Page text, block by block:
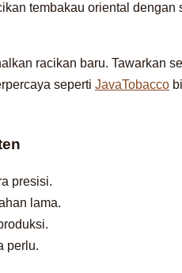
tembakau oriental dengan
racikan baru. Tawarkan
seperti JavaTobacco
presisi.
lama.
perlu.